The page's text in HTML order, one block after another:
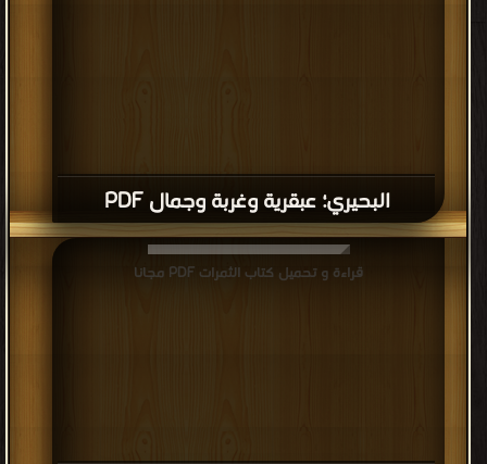
البحيري؛ عبقرية وغربة وجمال PDF
قراءة و تحميل كتاب الثمرات PDF مجانا